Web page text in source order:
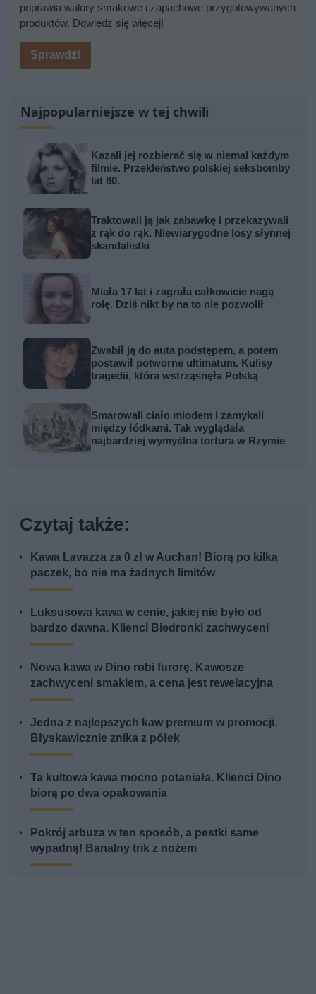
poprawia walory smakowe i zapachowe przygotowywanych
produktów. Dowiedz się więcej!
Sprawdź!
Najpopularniejsze w tej chwili
Kazali jej rozbierać się w niemal każdym
filmie. Przekleństwo polskiej seksbomby
lat 80.
Traktowali ją jak zabawkę i przekazywali
z rąk do rąk. Niewiarygodne losy słynnej
skandalistki
Miała 17 lat i zagrała całkowicie nagą
rolę. Dziś nikt by na to nie pozwolił
Zwabił ją do auta podstępem, a potem
postawił potworne ultimatum. Kulisy
tragedii, która wstrząsnęła Polską
Smarowali ciało miodem i zamykali
między łódkami. Tak wyglądała
najbardziej wymyślna tortura w Rzymie
Czytaj także:
Kawa Lavazza za 0 zł w Auchan! Biorą po kilka
paczek, bo nie ma żadnych limitów
Luksusowa kawa w cenie, jakiej nie było od
bardzo dawna. Klienci Biedronki zachwyceni
Nowa kawa w Dino robi furorę. Kawosze
zachwyceni smakiem, a cena jest rewelacyjna
Jedna z najlepszych kaw premium w promocji.
Błyskawicznie znika z półek
Ta kultowa kawa mocno potaniała. Klienci Dino
biorą po dwa opakowania
Pokrój arbuza w ten sposób, a pestki same
wypadną! Banalny trik z nożem